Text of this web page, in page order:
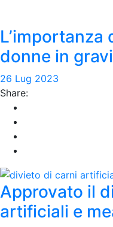
L’importanza
donne in
26 Lug 2023
Share:
Approvato il
artificiali e